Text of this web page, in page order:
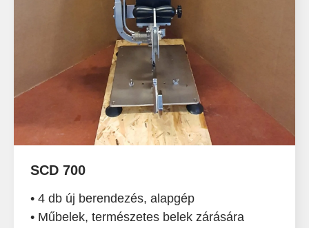
SCD 700
• 4 db új berendezés, alapgép
• Műbelek, természetes belek zárására